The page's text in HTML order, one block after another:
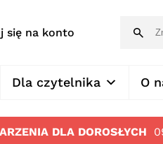
się na konto
Dla czytelnika O
DLA DOROSŁYCH